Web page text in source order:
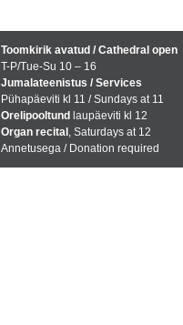
Toomkirik avatud / Cathedral open
T-P/Tue-Su 10 – 16
Jumalateenistus / Services
Pühapäeviti kl 11 / Sundays at 11
Orelipooltund laupäeviti kl 12
Organ recital , Saturdays at 12
Annetusega / Donation required